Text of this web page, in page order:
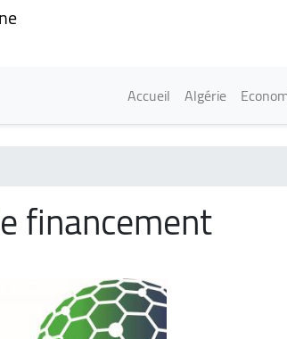
Main
Accueil Algérie
financement